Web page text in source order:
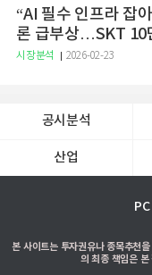
“AI 필수 인프라 잡
론 급부상…SKT 10
증권
시장분석 2026-02-23
공시분석
산업
본 사이트는 투자권유나 종목추천
의 최종 책임은 본